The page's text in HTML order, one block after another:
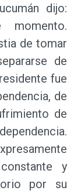
dijo:
momento.
de tomar
de
fue
de
de
y
por su